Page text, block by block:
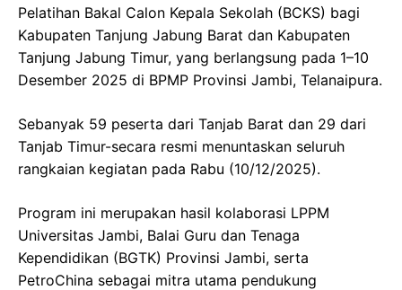
Pelatihan Bakal Calon Kepala Sekolah (BCKS) bagi
Kabupaten Tanjung Jabung Barat dan Kabupaten
Tanjung Jabung Timur, yang berlangsung pada 1–10
Desember 2025 di BPMP Provinsi Jambi, Telanaipura.
Sebanyak 59 peserta dari Tanjab Barat dan 29 dari
Tanjab Timur-secara resmi menuntaskan seluruh
rangkaian kegiatan pada Rabu (10/12/2025).
Program ini merupakan hasil kolaborasi LPPM
Universitas Jambi, Balai Guru dan Tenaga
Kependidikan (BGTK) Provinsi Jambi, serta
PetroChina sebagai mitra utama pendukung